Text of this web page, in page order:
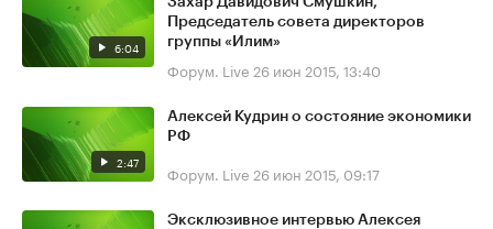
6:04
Председатель совета директоров
группы «Илим»
Форум. Live 26 июн 2015, 13:40
2:47
Алексей Кудрин о состояние экономики
РФ
Форум. Live 26 июн 2015, 09:17
Эксклюзивное интервью Алексея